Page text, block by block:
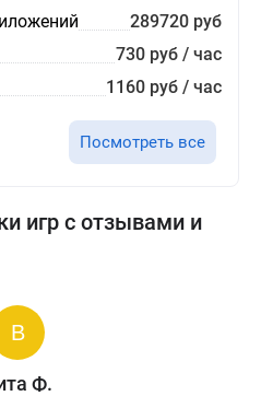
289720 руб
730 руб / час
1160 руб / час
Посмотреть все
игр с отзывами и
Ф.